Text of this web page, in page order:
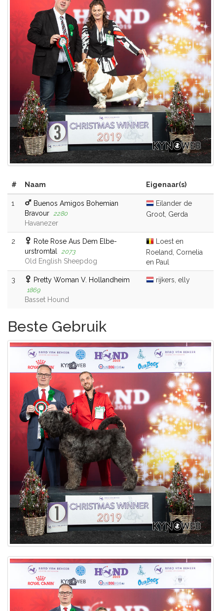
# Naam Eigenaar(s)
1
Buenos Amigos Bohemian
Bravour 2280
Havanezer
Eilander de
Groot, Gerda
2
Rote Rose Aus Dem Elbe-
urstromtal 2073
Old English Sheepdog
Loest en
Roeland, Cornelia
en Paul
3 Pretty Woman V. Hollandheim
1869
Basset Hound
rijkers, elly
Beste Gebruik